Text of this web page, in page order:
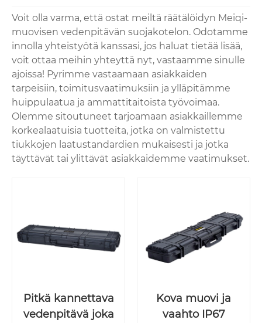
Voit olla varma, että ostat meiltä räätälöidyn Meiqi-
muovisen vedenpitävän suojakotelon. Odotamme
innolla yhteistyötä kanssasi, jos haluat tietää lisää,
voit ottaa meihin yhteyttä nyt, vastaamme sinulle
ajoissa! Pyrimme vastaamaan asiakkaiden
tarpeisiin, toimitusvaatimuksiin ja ylläpitämme
huippulaatua ja ammattitaitoista työvoimaa.
Olemme sitoutuneet tarjoamaan asiakkaillemme
korkealaatuisia tuotteita, jotka on valmistettu
tiukkojen laatustandardien mukaisesti ja jotka
täyttävät tai ylittävät asiakkaidemme vaatimukset.
Pitkä kannettava
vedenpitävä joka
Kova muovi ja
vaahto IP67